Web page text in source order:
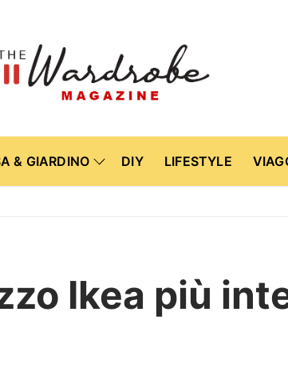
& GIARDINO DIY LIFESTYLE
Ikea più